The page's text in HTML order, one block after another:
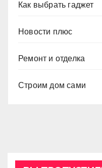
Как выбрать гаджет
Новости плюс
Ремонт и отделка
Строим дом сами